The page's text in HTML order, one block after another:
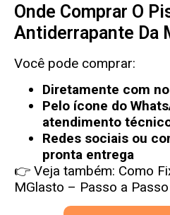
Onde Comprar O
Antiderrapante Da
Você pode comprar:
Diretamente com
Pelo ícone do
atendimento
Redes sociais ou
pronta entrega
👉 Veja também: Como
MGlasto – Passo a Passo